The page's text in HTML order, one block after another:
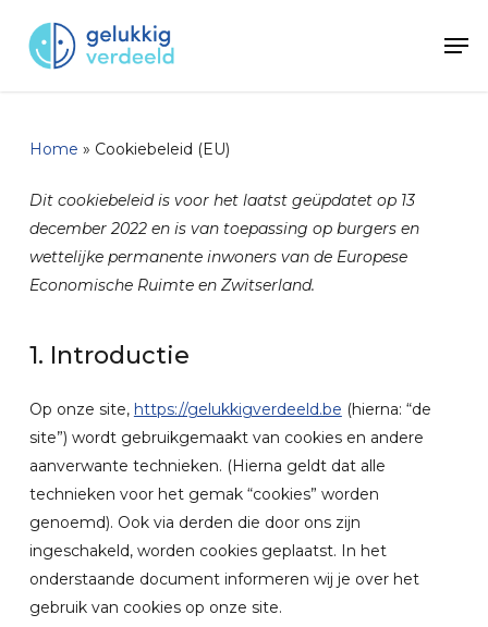
main
Home » Cookiebeleid (EU)
Dit cookiebeleid is voor het laatst geüpdatet op 13
december 2022 en is van toepassing op burgers en
wettelijke permanente inwoners van de Europese
Economische Ruimte en Zwitserland.
1. Introductie
Op onze site, https://gelukkigverdeeld.be (hierna: “de
site”) wordt gebruikgemaakt van cookies en andere
aanverwante technieken. (Hierna geldt dat alle
technieken voor het gemak “cookies” worden
genoemd). Ook via derden die door ons zijn
ingeschakeld, worden cookies geplaatst. In het
onderstaande document informeren wij je over het
gebruik van cookies op onze site.